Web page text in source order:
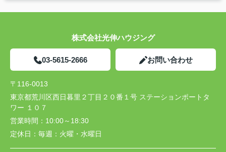
株式会社光伸ハウジング
03-5615-2666 お問い合わせ
〒116-0013
東京都荒川区西日暮里２丁目２０番１号 ステーションポートタ
ワー １０７
営業時間： 10:00～18:30
定休日： 毎週：火曜・水曜日